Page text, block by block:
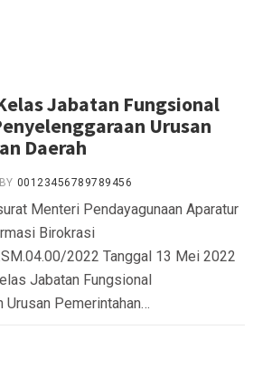
Jabatan Fungsional
Urusan
Daerah
BY 00123456789789456
Menteri Pendayagunaan Aparatur
Birokrasi
2022 Tanggal 13 Mei 2022
Jabatan Fungsional
Urusan Pemerintahan…